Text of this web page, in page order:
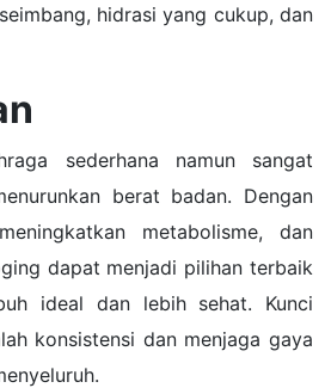
hidrasi yang cukup, dan
sederhana namun sangat
berat badan. Dengan
metabolisme, dan
dapat menjadi pilihan terbaik
ideal dan lebih sehat. Kunci
konsistensi dan menjaga gaya